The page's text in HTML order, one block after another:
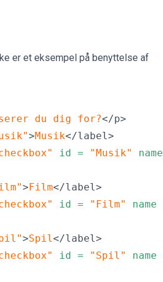
er et eksempel på benyttelse af
du dig for?</p>
>Musik</label>
id = "Musik"
>Film</label>
id = "Film"
name
>Spil </label>
id = "Spil"
name